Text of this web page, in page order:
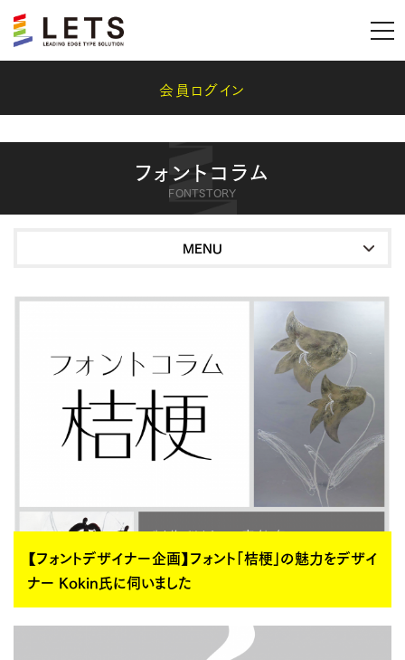
会員ログイン
フォントコラム
FONTSTORY
MENU
【フォントデザイナー企画】フォント「桔梗」の魅力をデザイ
ナー Kokin氏に伺いました